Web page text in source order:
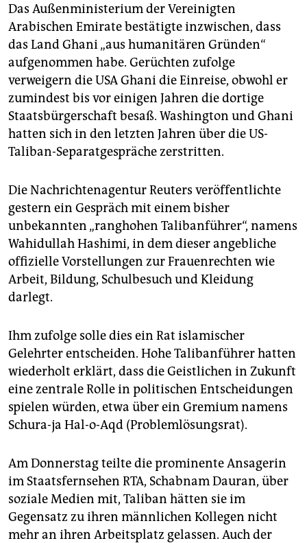
Das Außenministerium der Vereinigten
Arabischen Emirate bestätigte inzwischen, dass
das Land Ghani „aus humanitären Gründen“
aufgenommen habe. Gerüchten zufolge
verweigern die USA Ghani die Einreise, obwohl er
zumindest bis vor einigen Jahren die dortige
Staatsbürgerschaft besaß. Washington und Ghani
hatten sich in den letzten Jahren über die US-
Taliban-Separatgespräche zerstritten.
Die Nachrichtenagentur Reuters veröffentlichte
gestern ein Gespräch mit einem bisher
unbekannten „ranghohen Talibanführer“, namens
Wahidullah Hashimi, in dem dieser angebliche
offizielle Vorstellungen zur Frauenrechten wie
Arbeit, Bildung, Schulbesuch und Kleidung
darlegt.
Ihm zufolge solle dies ein Rat islamischer
Gelehrter entscheiden. Hohe Talibanführer hatten
wiederholt erklärt, dass die Geistlichen in Zukunft
eine zentrale Rolle in politischen Entscheidungen
spielen würden, etwa über ein Gremium namens
Schura-ja Hal-o-Aqd (Problemlösungsrat).
Am Donnerstag teilte die prominente Ansagerin
im Staatsfernsehen RTA, Schabnam Dauran, über
soziale Medien mit, Taliban hätten sie im
Gegensatz zu ihren männlichen Kollegen nicht
mehr an ihren Arbeitsplatz gelassen. Auch der